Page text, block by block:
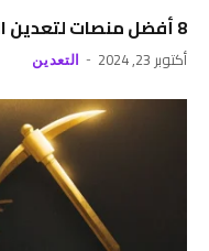
8 أفضل منصات لتعدين العملات الرقمية في 2024
أكتوبر 23, 2024 التعدين